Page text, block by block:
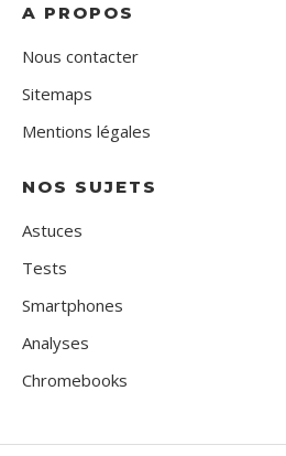
A PROPOS
Nous contacter
Sitemaps
Mentions légales
NOS SUJETS
Astuces
Tests
Smartphones
Analyses
Chromebooks